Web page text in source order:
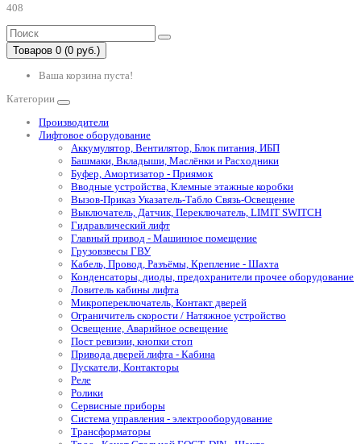
408
Товаров 0 (0 руб.)
Ваша корзина пуста!
Категории
Производители
Лифтовое оборудование
Аккумулятор, Вентилятор, Блок питания, ИБП
Башмаки, Вкладыши, Маслёнки и Расходники
Буфер, Амортизатор - Приямок
Вводные устройства, Клемные этажные коробки
Вызов-Приказ Указатель-Табло Связь-Освещение
Выключатель, Датчик, Переключатель, LIMIT SWITCH
Гидравлический лифт
Главный привод - Машинное помещение
Грузовзвесы ГВУ
Кабель, Провод, Разъёмы, Крепление - Шахта
Конденсаторы, диоды, предохранители прочее оборудование
Ловитель кабины лифта
Микропереключатель, Контакт дверей
Ограничитель скорости / Натяжное устройство
Освещение, Аварийное освещение
Пост ревизии, кнопки стоп
Привода дверей лифта - Кабина
Пускатели, Контакторы
Реле
Ролики
Сервисные приборы
Система управления - электрооборудование
Трансформаторы